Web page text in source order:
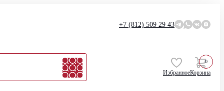
+7 (812) 509 29 43
ИзбранноеКорзина
0